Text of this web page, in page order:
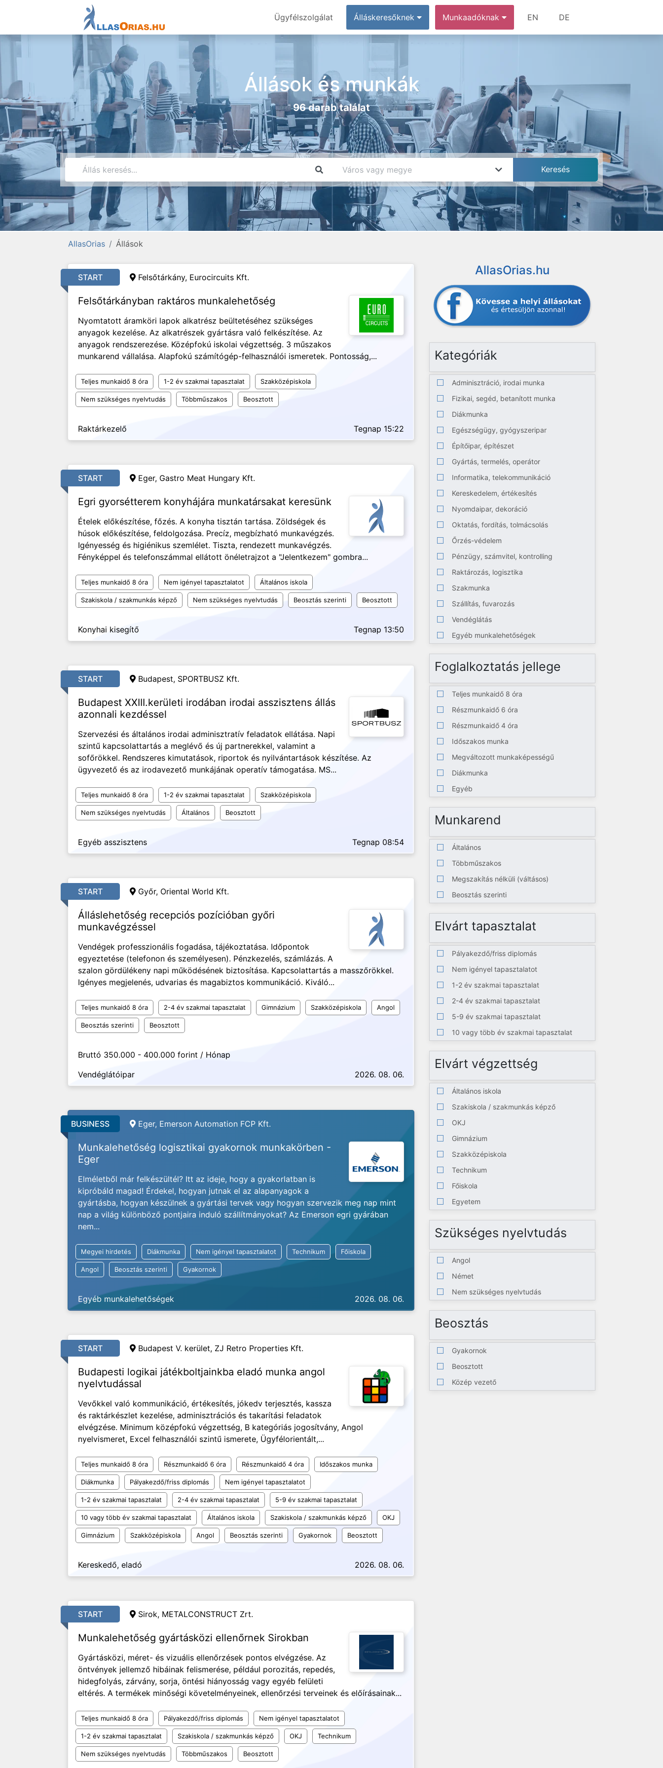
Ügyfélszolgálat Álláskeresőknek Munkaadóknak EN DE
Állások és munkák
96 darab találat
AllasOrias Állások
START Felsőtárkány, Eurocircuits Kft.
Felsőtárkányban raktáros munkalehetőség
Nyomtatott áramköri lapok alkatrész beültetéséhez szükséges
anyagok kezelése. Az alkatrészek gyártásra való felkészítése. Az
anyagok rendszerezése. Középfokú iskolai végzettség. 3 műszakos
munkarend vállalása. Alapfokú számítógép-felhasználói ismeretek. Pontosság,...
Teljes munkaidő 8 óra 1-2 év szakmai tapasztalat Szakközépiskola
Nem szükséges nyelvtudás Többműszakos Beosztott
Raktárkezelő Tegnap 15:22
START Eger, Gastro Meat Hungary Kft.
Egri gyorsétterem konyhájára munkatársakat keresünk
Ételek előkészítése, főzés. A konyha tisztán tartása. Zöldségek és
húsok előkészítése, feldolgozása. Precíz, megbízható munkavégzés.
Igényesség és higiénikus szemlélet. Tiszta, rendezett munkavégzés.
Fényképpel és telefonszámmal ellátott önéletrajzot a "Jelentkezem" gombra...
Teljes munkaidő 8 óra Nem igényel tapasztalatot Általános iskola
Szakiskola / szakmunkás képző Nem szükséges nyelvtudás Beosztás szerinti Beosztott
Konyhai kisegítő Tegnap 13:50
START Budapest, SPORTBUSZ Kft.
Budapest XXIII.kerületi irodában irodai asszisztens állás
azonnali kezdéssel
Szervezési és általános irodai adminisztratív feladatok ellátása. Napi
szintű kapcsolattartás a meglévő és új partnerekkel, valamint a
sofőrökkel. Rendszeres kimutatások, riportok és nyilvántartások készítése. Az
ügyvezető és az irodavezető munkájának operatív támogatása. MS...
Teljes munkaidő 8 óra 1-2 év szakmai tapasztalat Szakközépiskola
Nem szükséges nyelvtudás Általános Beosztott
Egyéb asszisztens Tegnap 08:54
START Győr, Oriental World Kft.
Álláslehetőség recepciós pozícióban győri
munkavégzéssel
Vendégek professzionális fogadása, tájékoztatása. Időpontok
egyeztetése (telefonon és személyesen). Pénzkezelés, számlázás. A
szalon gördülékeny napi működésének biztosítása. Kapcsolattartás a masszőrökkel.
Igényes megjelenés, udvarias és magabiztos kommunikáció. Kiváló...
Teljes munkaidő 8 óra 2-4 év szakmai tapasztalat Gimnázium Szakközépiskola Angol
Beosztás szerinti Beosztott
Bruttó 350.000 - 400.000 forint / Hónap
Vendéglátóipar
2026. 08. 06.
BUSINESS Eger, Emerson Automation FCP Kft.
Munkalehetőség logisztikai gyakornok munkakörben -
Eger
Elméletből már felkészültél? Itt az ideje, hogy a gyakorlatban is
kipróbáld magad! Érdekel, hogyan jutnak el az alapanyagok a
gyártásba, hogyan készülnek a gyártási tervek vagy hogyan szervezik meg nap mint
nap a világ különböző pontjaira induló szállítmányokat? Az Emerson egri gyárában
nem...
Megyei hirdetés Diákmunka Nem igényel tapasztalatot Technikum Főiskola
Angol Beosztás szerinti Gyakornok
Egyéb munkalehetőségek 2026. 08. 06.
START Budapest V. kerület, ZJ Retro Properties Kft.
Budapesti logikai játékboltjainkba eladó munka angol
nyelvtudással
Vevőkkel való kommunikáció, értékesítés, jókedv terjesztés, kassza
és raktárkészlet kezelése, adminisztrációs és takarítási feladatok
elvégzése. Minimum középfokú végzettség, B kategóriás jogosítvány, Angol
nyelvismeret, Excel felhasználói szintű ismerete, Ügyfélorientált,...
Teljes munkaidő 8 óra Részmunkaidő 6 óra Részmunkaidő 4 óra Időszakos munka
Diákmunka Pályakezdő/friss diplomás Nem igényel tapasztalatot
1-2 év szakmai tapasztalat 2-4 év szakmai tapasztalat 5-9 év szakmai tapasztalat
10 vagy több év szakmai tapasztalat Általános iskola Szakiskola / szakmunkás képző OKJ
Gimnázium Szakközépiskola Angol Beosztás szerinti Gyakornok Beosztott
Kereskedő, eladó 2026. 08. 06.
START Sirok, METALCONSTRUCT Zrt.
Munkalehetőség gyártásközi ellenőrnek Sirokban
Gyártásközi, méret- és vizuális ellenőrzések pontos elvégzése. Az
öntvények jellemző hibáinak felismerése, például porozitás, repedés,
hidegfolyás, zárvány, sorja, öntési hiányosság vagy egyéb felületi
eltérés. A termékek minőségi követelményeinek, ellenőrzési terveinek és előírásainak...
Teljes munkaidő 8 óra Pályakezdő/friss diplomás Nem igényel tapasztalatot
1-2 év szakmai tapasztalat Szakiskola / szakmunkás képző OKJ Technikum
Nem szükséges nyelvtudás Többműszakos Beosztott
AllasOrias.hu
Kategóriák
Adminisztráció, irodai munka
Fizikai, segéd, betanított munka
Diákmunka
Egészségügy, gyógyszeripar
Építőipar, építészet
Gyártás, termelés, operátor
Informatika, telekommunikáció
Kereskedelem, értékesítés
Nyomdaipar, dekoráció
Oktatás, fordítás, tolmácsolás
Őrzés-védelem
Pénzügy, számvitel, kontrolling
Raktározás, logisztika
Szakmunka
Szállítás, fuvarozás
Vendéglátás
Egyéb munkalehetőségek
Foglalkoztatás jellege
Teljes munkaidő 8 óra
Részmunkaidő 6 óra
Részmunkaidő 4 óra
Időszakos munka
Megváltozott munkaképességű
Diákmunka
Egyéb
Munkarend
Általános
Többműszakos
Megszakítás nélküli (váltásos)
Beosztás szerinti
Elvárt tapasztalat
Pályakezdő/friss diplomás
Nem igényel tapasztalatot
1-2 év szakmai tapasztalat
2-4 év szakmai tapasztalat
5-9 év szakmai tapasztalat
10 vagy több év szakmai tapasztalat
Elvárt végzettség
Általános iskola
Szakiskola / szakmunkás képző
OKJ
Gimnázium
Szakközépiskola
Technikum
Főiskola
Egyetem
Szükséges nyelvtudás
Angol
Német
Nem szükséges nyelvtudás
Beosztás
Gyakornok
Beosztott
Közép vezető